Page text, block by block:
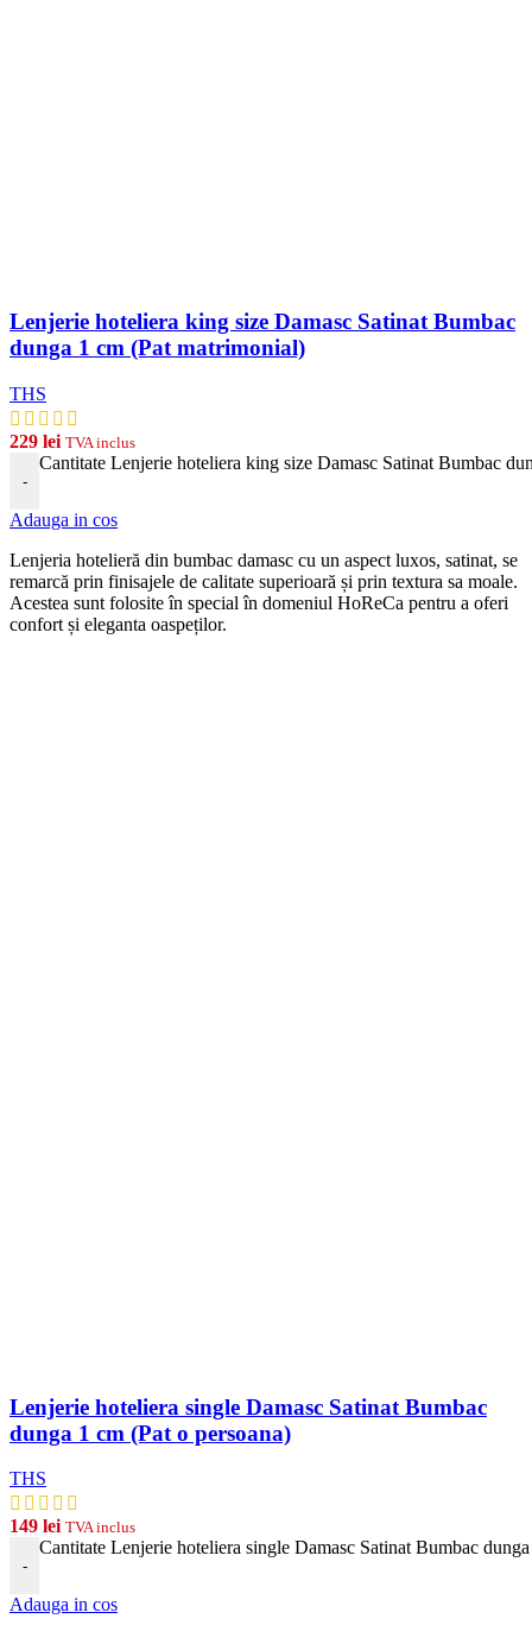
Lenjerie hoteliera king size Damasc Satinat Bumbac
dunga 1 cm (Pat matrimonial)
THS
229 lei TVA inclus
-
Cantitate Lenjerie hoteliera king size Damasc Satinat Bumbac
Adauga in cos
Lenjeria hotelieră din bumbac damasc cu un aspect luxos, satinat, se
remarcă prin finisajele de calitate superioară și prin textura sa moale.
Acestea sunt folosite în special în domeniul HoReCa pentru a oferi
confort și eleganta oaspeților.
Lenjerie hoteliera single Damasc Satinat Bumbac
dunga 1 cm (Pat o persoana)
THS
149 lei TVA inclus
-
Cantitate Lenjerie hoteliera single Damasc Satinat Bumbac
Adauga in cos